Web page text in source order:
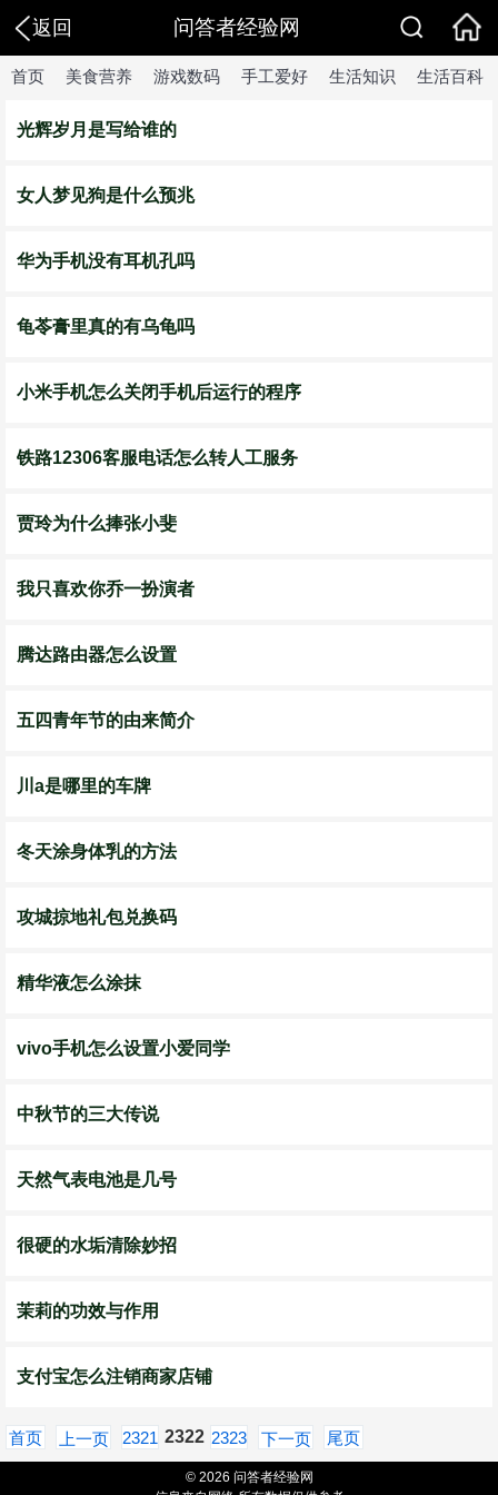
返回 问答者经验网
首页 美食营养 游戏数码 手工爱好 生活知识 生活百科
光辉岁月是写给谁的
女人梦见狗是什么预兆
华为手机没有耳机孔吗
龟苓膏里真的有乌龟吗
小米手机怎么关闭手机后运行的程序
铁路12306客服电话怎么转人工服务
贾玲为什么捧张小斐
我只喜欢你乔一扮演者
腾达路由器怎么设置
五四青年节的由来简介
川a是哪里的车牌
冬天涂身体乳的方法
攻城掠地礼包兑换码
精华液怎么涂抹
vivo手机怎么设置小爱同学
中秋节的三大传说
天然气表电池是几号
很硬的水垢清除妙招
茉莉的功效与作用
支付宝怎么注销商家店铺
首页 上一页 2321 2322 2323 下一页 尾页
© 2026 问答者经验网